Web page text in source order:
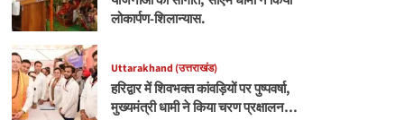
लोकार्पण-शिलान्यास.
Uttarakhand (उत्तराखंड)
हरिद्वार में शिवभक्त कांवड़ियों पर पुष्पवर्षा,
मुख्यमंत्री धामी ने किया चरण प्रक्षालन…